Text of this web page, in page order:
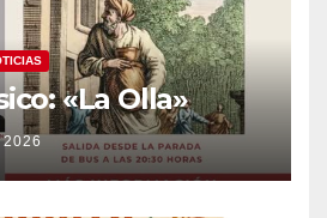
«La Olla»